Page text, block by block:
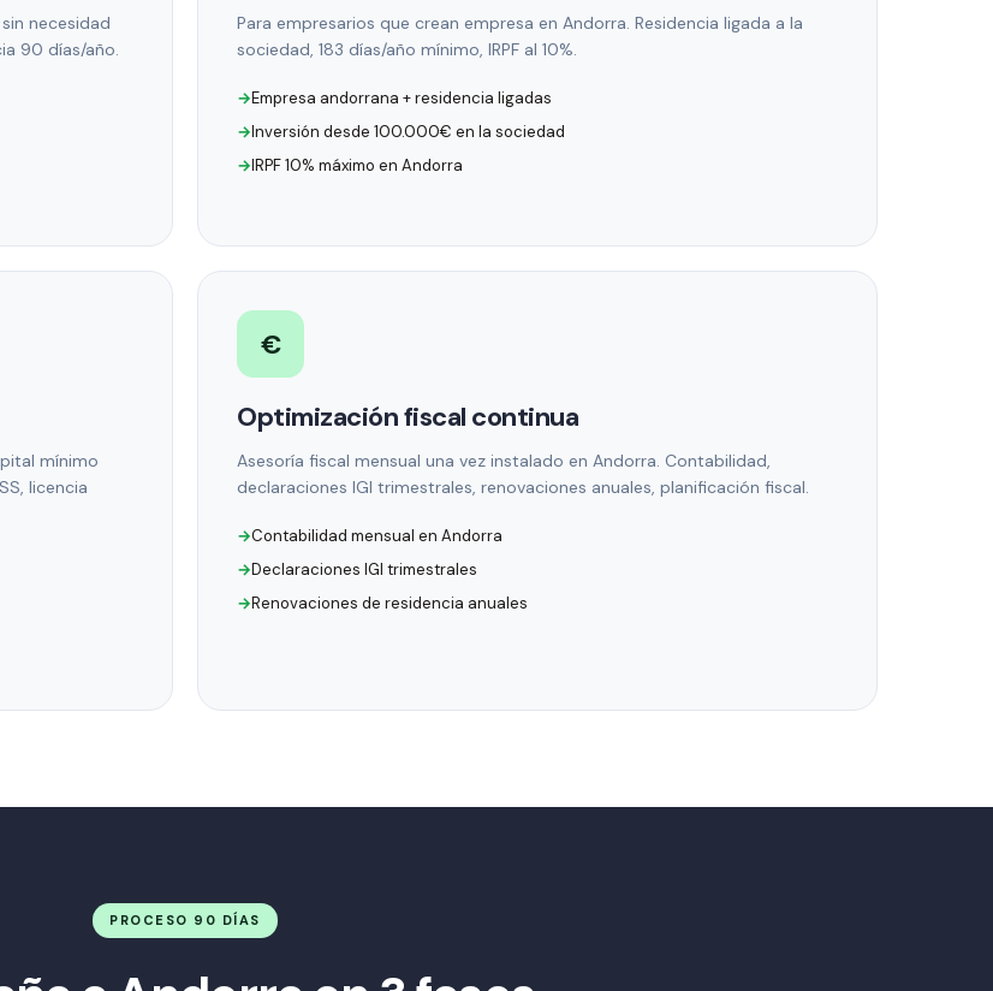
necesidad
90 días/año.
Para empresarios que crean empresa en Andorra. Residencia ligada a la
sociedad, 183 días/año mínimo, IRPF al 10%.
Empresa andorrana + residencia ligadas
Inversión desde 100.000€ en la sociedad
IRPF 10% máximo en Andorra
mínimo
licencia
€
Optimización fiscal continua
Asesoría fiscal mensual una vez instalado en Andorra. Contabilidad,
declaraciones IGI trimestrales, renovaciones anuales, planificación fiscal.
Contabilidad mensual en Andorra
Declaraciones IGI trimestrales
Renovaciones de residencia anuales
PROCESO 90 DÍAS